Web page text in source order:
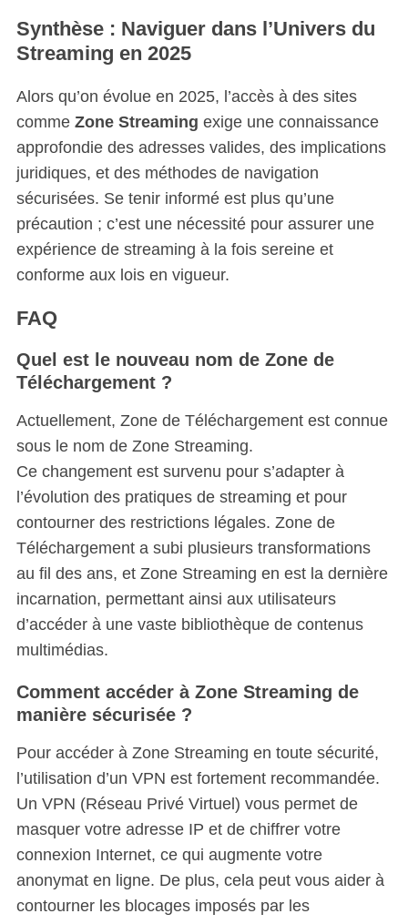
Synthèse : Naviguer dans l’Univers du
Streaming en 2025
Alors qu’on évolue en 2025, l’accès à des sites
comme Zone Streaming exige une connaissance
approfondie des adresses valides, des implications
juridiques, et des méthodes de navigation
sécurisées. Se tenir informé est plus qu’une
précaution ; c’est une nécessité pour assurer une
expérience de streaming à la fois sereine et
conforme aux lois en vigueur.
FAQ
Quel est le nouveau nom de Zone de
Téléchargement ?
Actuellement, Zone de Téléchargement est connue
sous le nom de Zone Streaming.
Ce changement est survenu pour s’adapter à
l’évolution des pratiques de streaming et pour
contourner des restrictions légales. Zone de
Téléchargement a subi plusieurs transformations
au fil des ans, et Zone Streaming en est la dernière
incarnation, permettant ainsi aux utilisateurs
d’accéder à une vaste bibliothèque de contenus
multimédias.
Comment accéder à Zone Streaming de
manière sécurisée ?
Pour accéder à Zone Streaming en toute sécurité,
l’utilisation d’un VPN est fortement recommandée.
Un VPN (Réseau Privé Virtuel) vous permet de
masquer votre adresse IP et de chiffrer votre
connexion Internet, ce qui augmente votre
anonymat en ligne. De plus, cela peut vous aider à
contourner les blocages imposés par les